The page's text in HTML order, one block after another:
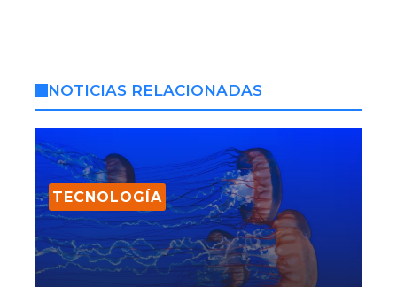
NOTICIAS RELACIONADAS
TECNOLOGÍA